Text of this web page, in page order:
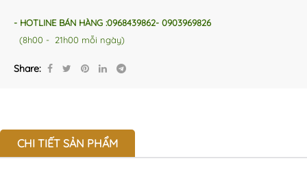
- HOTLINE BÁN HÀNG :0968439862- 0903969826
(8h00 - 21h00 mỗi ngày)
Share:
CHI TIẾT SẢN PHẨM